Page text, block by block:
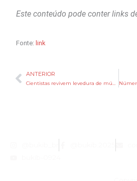
Este conteúdo pode conter links
Fonte: link
Anterior
ANTERIOR